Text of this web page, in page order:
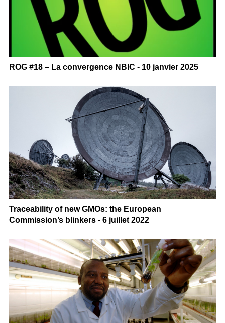
ROG #18 – La convergence NBIC - 10 janvier 2025
Traceability of new GMOs: the European
Commission’s blinkers - 6 juillet 2022